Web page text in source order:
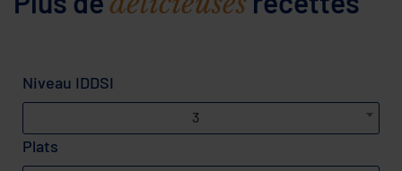
Niveau IDDSI
3
Plats